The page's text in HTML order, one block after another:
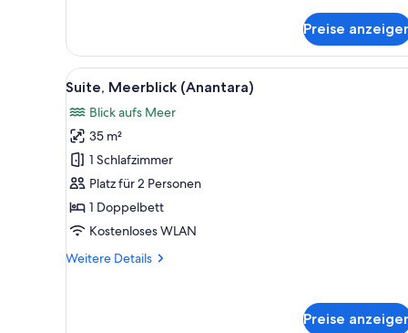
Meerblick
Preise
Alle
Fotos
für
Suite,
Meerblick
(Anantara)
anzeigen
Ein Hotelzimmer mit einem
4
Suite, Meerblick (Anantara)
Blick aufs Meer
35 m²
1 Schlafzimmer
Platz für 2 Personen
1 Doppelbett
Kostenloses WLAN
Weitere Details
Weitere
Preise